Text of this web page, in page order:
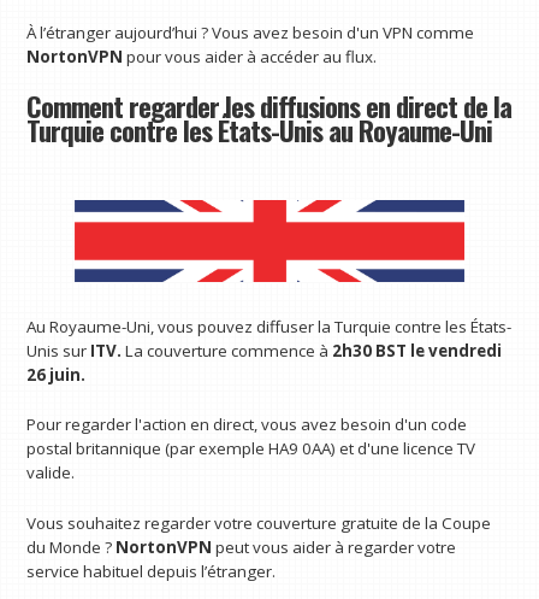
À l’étranger aujourd’hui ? Vous avez besoin d'un VPN comme
NortonVPN pour vous aider à accéder au flux.
Comment regarder les diffusions en direct de la
Turquie contre les États-Unis au Royaume-Uni
Au Royaume-Uni, vous pouvez diffuser la Turquie contre les États-
Unis sur ITV.La couverture commence à 2h30 BST le vendredi
26 juin.
Pour regarder l'action en direct, vous avez besoin d'un code
postal britannique (par exemple HA9 0AA) et d'une licence TV
valide.
Vous souhaitez regarder votre couverture gratuite de la Coupe
du Monde ? NortonVPN peut vous aider à regarder votre
service habituel depuis l’étranger.